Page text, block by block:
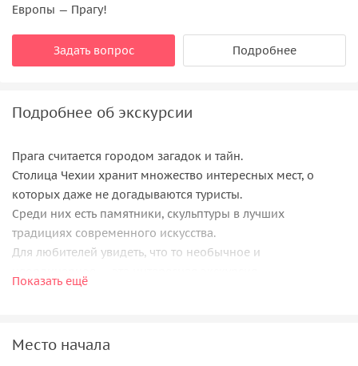
Европы — Прагу!
Задать вопрос Подробнее
Подробнее об экскурсии
Прага считается городом загадок и тайн.
Столица Чехии хранит множество интересных мест, о
которых даже не догадываются туристы.
Среди них есть памятники, скульптуры в лучших
традициях современного искусства.
Для любителей увидеть, что то необычное и
— "голову "Франца Кафки",
Показать ещё
Место начала